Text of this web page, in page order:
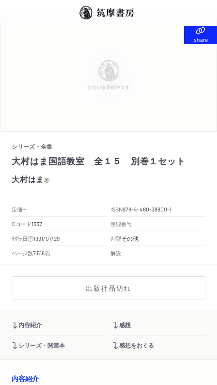
share
share
シリーズ・全集
大村はま国語教室 全１５ 別巻１セット
大村はま著
定価-- ISBN978-4-480-38800-1
Cコード1337
整理番号
刊行日
1991/07/29 判型その他
ページ数7,516頁 解説
出版社品切れ
内容紹介 感想
シリーズ・関連本 感想をおくる
内容紹介